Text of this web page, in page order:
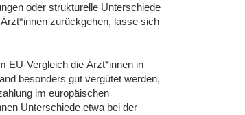
oder strukturelle Unterschiede
zurückgehen, lasse sich
EU-Vergleich die Ärzt*innen in
besonders gut vergütet werden,
im europäischen
Unterschiede etwa bei der